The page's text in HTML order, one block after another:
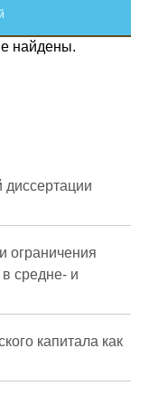
найдены.
диссертации
средне- и
капитала как